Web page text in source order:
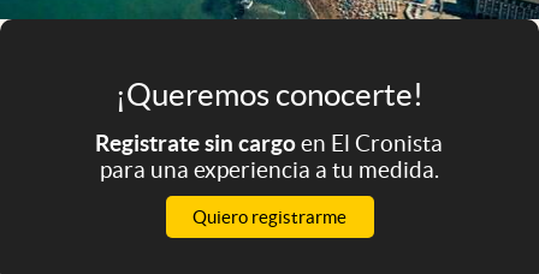
¡Queremos conocerte!
Registrate sin cargoen El Cronista
para una experiencia a tu medida.
Quiero registrarme